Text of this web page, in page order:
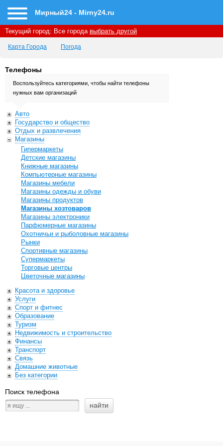
Мирный24 - Mirny24.ru
Текущий город: Все города выбрать другой
Карта Города Погода
Телефоны
Воспользуйтесь категориями, чтобы найти телефоны
нужных вам организаций
Авто
Государство и общество
Отдых и развлечения
Магазины
Гипермаркеты
Детские магазины
Книжные магазины
Компьютерные магазины
Магазины мебели
Магазины одежды и обуви
Магазины продуктов
Магазины хозтоваров
Магазины электроники
Парфюмерные магазины
Охотничьи и рыболовные магазины
Рынки
Спортивные магазины
Супермаркеты
Торговые центры
Цветочные магазины
Красота и здоровье
Услуги
Спорт и фитнес
Образование
Туризм
Недвижимость и строительство
Финансы
Транспорт
Связь
Домашние животные
Без категории
Поиск телефона